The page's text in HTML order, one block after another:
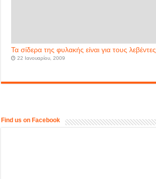
Τα σίδερα της φυλακής είναι για τους λεβέντες
22 Ιανουαρίου, 2009
Find us on Facebook